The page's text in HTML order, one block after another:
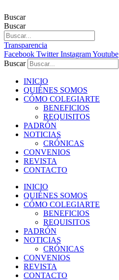
Buscar
Buscar
Transparencia
Facebook Twitter InstagramYoutube
Buscar
INICIO
QUIÉNES SOMOS
CÓMO COLEGIARTE
BENEFICIOS
REQUISITOS
PADRÓN
NOTICIAS
CRÓNICAS
CONVENIOS
REVISTA
CONTACTO
INICIO
QUIÉNES SOMOS
CÓMO COLEGIARTE
BENEFICIOS
REQUISITOS
PADRÓN
NOTICIAS
CRÓNICAS
CONVENIOS
REVISTA
CONTACTO